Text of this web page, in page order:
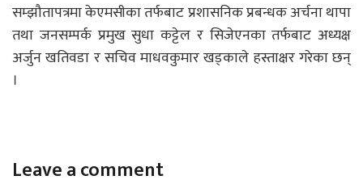
सम्झौतापत्रमा केएमसीका तर्फबाट प्रशासनिक प्रबन्धक अर्चना थापा
तथा जनसम्पर्क प्रमुख सुधा कट्टेल र सिजेएनका तर्फबाट अध्यक्ष
अर्जुन खतिवडा र सचिव माधवकुमार खड्काले हस्ताक्षर गरेका छन्
।
Leave a comment